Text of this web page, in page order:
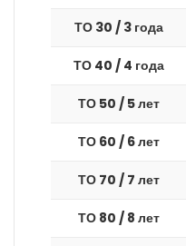
ТО 30 / 3 года
ТО 40 / 4 года
ТО 50 / 5 лет
ТО 60 / 6 лет
ТО 70 / 7 лет
ТО 80 / 8 лет